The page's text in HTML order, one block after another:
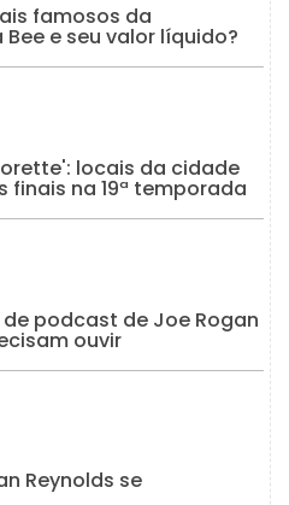
famosos da
e seu valor líquido?
locais da cidade
finais na 19ª temporada
podcast de Joe Rogan
ouvir
Reynolds se